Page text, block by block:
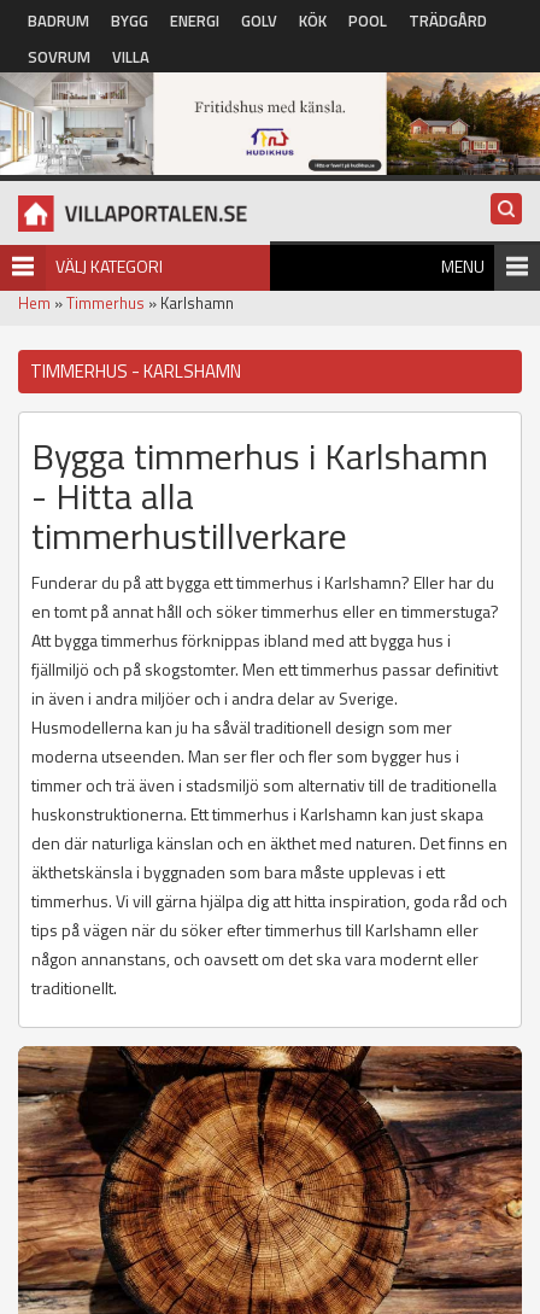
Hoppa till huvudinnehåll
BADRUM BYGG ENERGI GOLV KÖK POOL
TRÄDGÅRD
SOVRUM
VILLA
VÄLJ KATEGORI MENU
Hem »Timmerhus » Karlshamn
TIMMERHUS - KARLSHAMN
Bygga timmerhus i Karlshamn
- Hitta alla
timmerhustillverkare
Funderar du på att bygga ett timmerhus i Karlshamn? Eller har du
en tomt på annat håll och söker timmerhus eller en timmerstuga?
Att bygga timmerhus förknippas ibland med att bygga hus i
fjällmiljö och på skogstomter. Men ett timmerhus passar definitivt
in även i andra miljöer och i andra delar av Sverige.
Husmodellerna kan ju ha såväl traditionell design som mer
moderna utseenden. Man ser fler och fler som bygger hus i
timmer och trä även i stadsmiljö som alternativ till de traditionella
huskonstruktionerna. Ett timmerhus i Karlshamn kan just skapa
den där naturliga känslan och en äkthet med naturen. Det finns en
äkthetskänsla i byggnaden som bara måste upplevas i ett
timmerhus. Vi vill gärna hjälpa dig att hitta inspiration, goda råd och
tips på vägen när du söker efter timmerhus till Karlshamn eller
någon annanstans, och oavsett om det ska vara modernt eller
traditionellt.